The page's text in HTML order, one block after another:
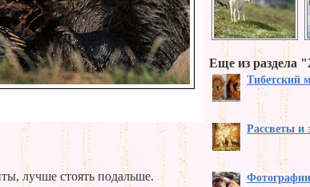
лучше стоять подальше.
Еще из
Тибетский
Рассветы и